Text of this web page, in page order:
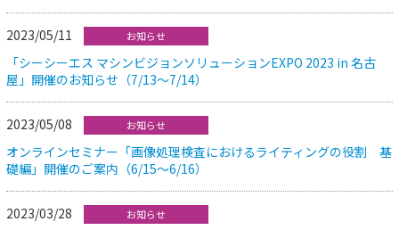
2023/05/11 お知らせ
「シーシーエス マシンビジョンソリューションEXPO 2023 in 名古
屋」開催のお知らせ（7/13～7/14）
2023/05/08 お知らせ
オンラインセミナー「画像処理検査におけるライティングの役割 基
礎編」開催のご案内（6/15～6/16）
2023/03/28 お知らせ